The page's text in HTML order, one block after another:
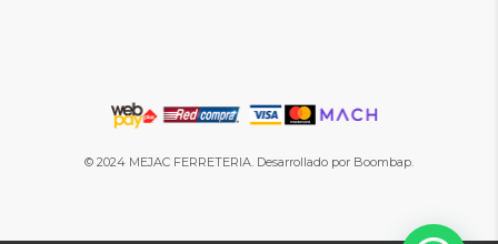
© 2024 MEJAC FERRETERIA. Desarrollado por Boombap.